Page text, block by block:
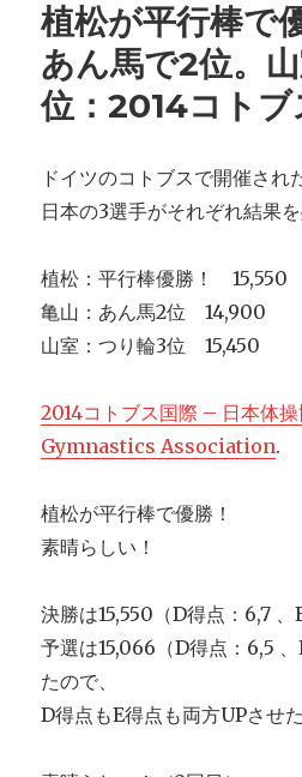
植松が平行棒で
あん馬で2位。
位：2014コトブ
ドイツのコトブスで開催され
日本の3選手がそれぞれ結果を
植松：平行棒優勝！ 15,550
亀山：あん馬2位 14,900
山室：つり輪3位 15,450
2014コトブス国際 – 日本体
Gymnastics Association.
植松が平行棒で優勝！
素晴らしい！
決勝は15,550（D得点：6,7 、
予選は15,066（D得点：6,5
たので、
D得点もE得点も両方UPさせ